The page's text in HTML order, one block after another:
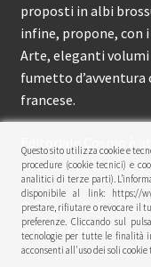
proposti in albi
infine, propone, con
Arte, eleganti
fumetto
francese.
Editoriale Cosmo è
circa 150
© Editoriale Cosmo
Privacy Policy
Questo sito utilizza cookie e
procedure (cookie tecnici) e
analitici di terze parti).
disponibile al link: https://
prestare, rifiutare o revocare il
preferenze. Cliccando sul
tecnologie per tutte le finalità
acconsenti all'uso dei soli cookie